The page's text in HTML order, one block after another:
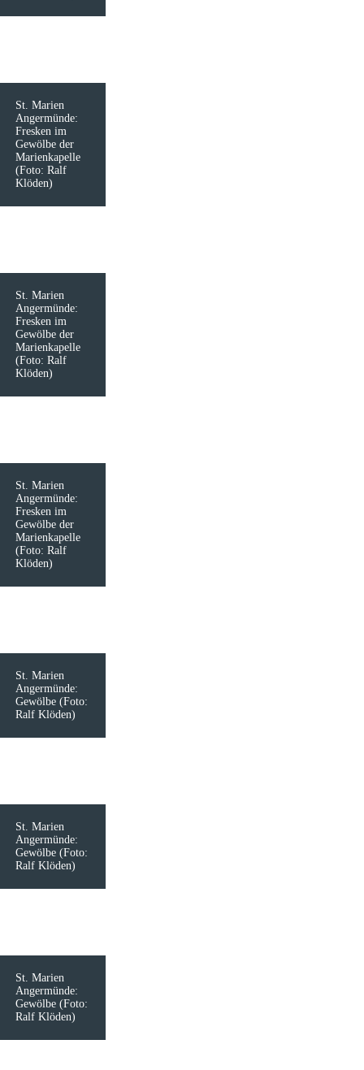
St. Marien
Angermünde:
Fresken im
Gewölbe der
Marienkapelle
(Foto: Ralf
Klöden)
St. Marien
Angermünde:
Fresken im
Gewölbe der
Marienkapelle
(Foto: Ralf
Klöden)
St. Marien
Angermünde:
Fresken im
Gewölbe der
Marienkapelle
(Foto: Ralf
Klöden)
St. Marien
Angermünde:
Gewölbe (Foto:
Ralf Klöden)
St. Marien
Angermünde:
Gewölbe (Foto:
Ralf Klöden)
St. Marien
Angermünde:
Gewölbe (Foto:
Ralf Klöden)